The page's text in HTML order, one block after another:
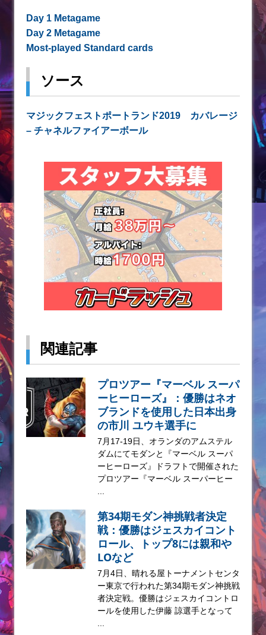
Day 1 Metagame
Day 2 Metagame
Most-played Standard cards
ソース
マジックフェストポートランド2019 カバレージ
– チャネルファイアーボール
関連記事
プロツアー『マーベル スーパ
ーヒーローズ』：優勝はネオ
ブランドを使用した日本出身
の市川 ユウキ選手に
7月17-19日、オランダのアムステル
ダムにてモダンと『マーベル スーパ
ーヒーローズ』ドラフトで開催された
プロツアー『マーベル スーパーヒー
第34期モダン神挑戦者決定
戦：優勝はジェスカイコント
ロール、トップ8には親和や
LOなど
7月4日、晴れる屋トーナメントセンタ
ー東京で行われた第34期モダン神挑戦
者決定戦。優勝はジェスカイコントロ
ールを使用した伊藤 諒選手となって